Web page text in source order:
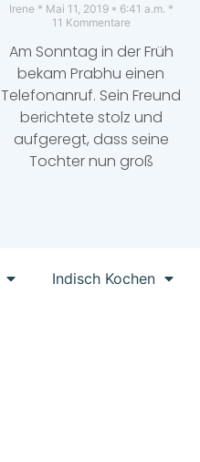
Irene Mai 11, 2019
6:41 a.m.
11 Kommentare
Am Sonntag in der Früh
bekam Prabhu einen
Telefonanruf. Sein Freund
berichtete stolz und
aufgeregt, dass seine
Tochter nun groß
Indisch Kochen